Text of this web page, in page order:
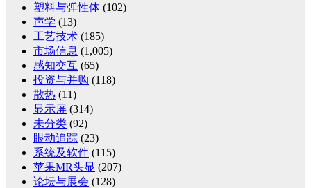
塑料与弹性体 (102)
声学 (13)
工艺技术 (185)
市场信息 (1,005)
感知交互 (65)
投资与并购 (118)
散热 (11)
显示屏 (314)
未分类 (92)
眼动追踪 (23)
系统及软件 (115)
苹果MR头显 (207)
论坛与展会 (128)